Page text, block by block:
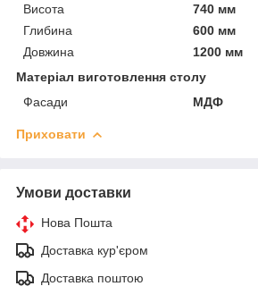
Висота
740 мм
Глибина
600 мм
Довжина
1200 мм
Матеріал виготовлення столу
Фасади
МДФ
Приховати
Умови доставки
Нова Пошта
Доставка кур'єром
Доставка поштою